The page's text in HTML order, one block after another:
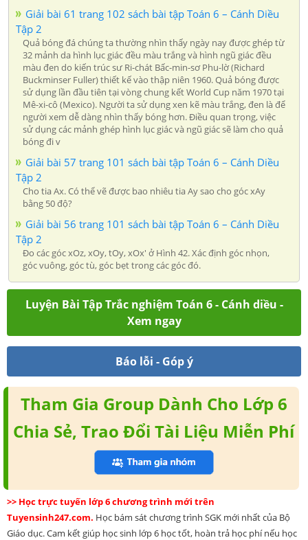
Giải bài 61 trang 102 sách bài tập Toán 6 – Cánh Diều
Tập 2
Quả bóng đá chúng ta thường nhìn thấy ngày nay được ghép từ
32 mảnh da hình lục giác đều màu trắng và hình ngũ giác đều
màu đen do kiến trúc sư Ri-chát Bấc-min-sơ Phu-lờ (Richard
Buckminser Fuller) thiết kế vào thập niên 1960. Quả bóng được
sử dụng lần đầu tiên tại vòng chung kết World Cup năm 1970 tại
Mê-xi-cô (Mexico). Người ta sử dụng xen kẽ màu trắng, đen là để
người xem dễ dàng nhìn thấy bóng hơn. Điều quan trọng, việc
sử dụng các mảnh ghép hình lục giác và ngũ giác sẽ làm cho quả
bóng đi v
Giải bài 57 trang 101 sách bài tập Toán 6 – Cánh Diều
Tập 2
Cho tia Ax. Có thể vẽ được bao nhiêu tia Ay sao cho góc xAy
bằng 50 độ?
Giải bài 56 trang 101 sách bài tập Toán 6 – Cánh Diều
Tập 2
Đo các góc xOz, xOy, tOy, xOx' ở Hình 42. Xác định góc nhọn,
góc vuông, góc tù, góc bẹt trong các góc đó.
Luyện Bài Tập Trắc nghiệm Toán 6 - Cánh diều -
Xem ngay
Báo lỗi - Góp ý
Tham Gia Group Dành Cho Lớp 6
Chia Sẻ, Trao Đổi Tài Liệu Miễn Phí
>> Học trực tuyến lớp 6 chương trình mới trên
Tuyensinh247.com. Học bám sát chương trình SGK mới nhất của Bộ
Giáo dục. Cam kết giúp học sinh lớp 6 học tốt, hoàn trả học phí nếu học